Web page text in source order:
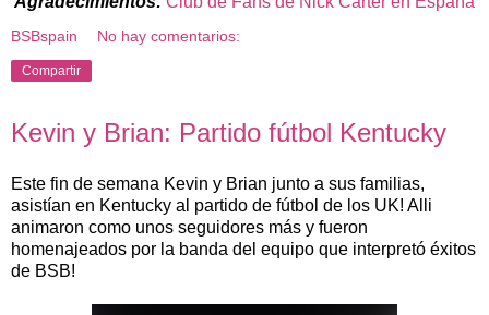
BSBspain No hay comentarios:
Compartir
Kevin y Brian: Partido fútbol Kentucky
Este fin de semana Kevin y Brian junto a sus familias,
asistían en Kentucky al partido de fútbol de los UK! Alli
animaron como unos seguidores más y fueron
homenajeados por la banda del equipo que interpretó éxitos
de BSB!